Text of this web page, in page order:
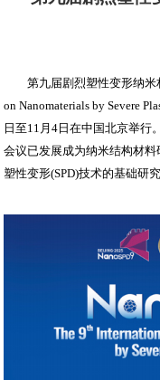
第九届剧烈塑性变形纳米材
on Nanomaterials by Severe
日至11月4日在中国北京举行
会议已发展成为纳米结构材
塑性变形(SPD)技术的基础研